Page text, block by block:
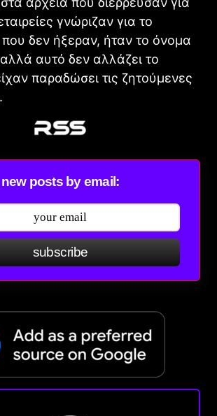
γνώριζαν για το
δεν ήξεραν, ήταν το όνομα
αυτό δεν αλλάζει το
παραδώσει τις ζητούμενες
new posts by email:
subscribe